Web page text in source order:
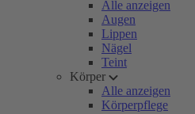
Alle anzeigen
Augen
Lippen
Nägel
Teint
Körper
Alle anzeigen
Körperpflege